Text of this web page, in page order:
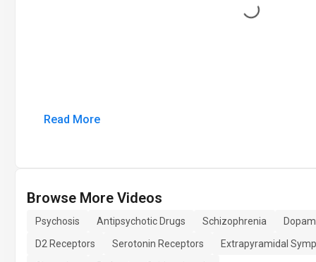
Loading...
Read More
Browse More Videos
Psychosis Antipsychotic Drugs Schizophrenia
D2 Receptors
Serotonin Receptors
Extrapyramidal